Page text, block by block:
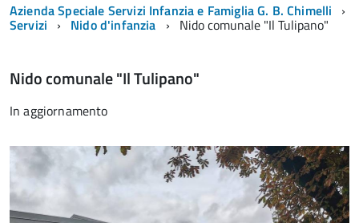
Azienda Speciale Servizi Infanzia e Famiglia G. B. Chimelli
Servizi Nido d'infanzia Nido comunale "Il Tulipano"
Nido comunale "Il Tulipano"
In aggiornamento